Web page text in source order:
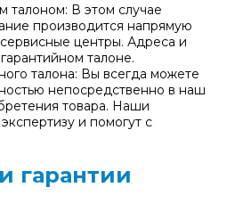
талоном: В этом случае
производится напрямую
центры. Адреса и
талоне.
талона: Вы всегда можете
непосредственно в наш
товара. Наши
и помогут с
гарантии